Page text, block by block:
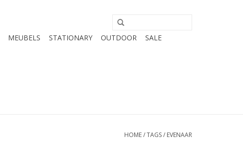
MEUBELS STATIONARY OUTDOOR
SALE
HOME/TAGS/ EVENAAR